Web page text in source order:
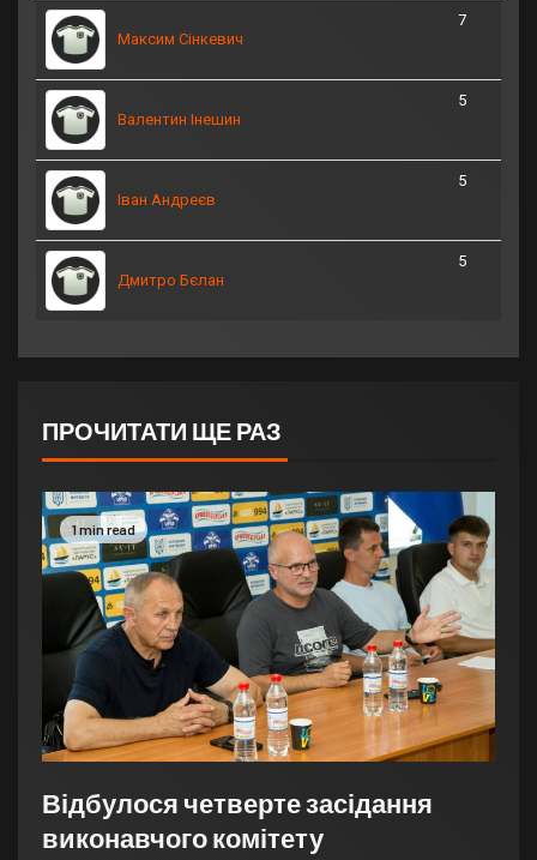
Максим Сінкевич
7
Валентин Інешин
5
Іван Андреєв
5
Дмитро Бєлан
5
ПРОЧИТАТИ ЩЕ РАЗ
1 min read
Відбулося четверте засідання
виконавчого комітету